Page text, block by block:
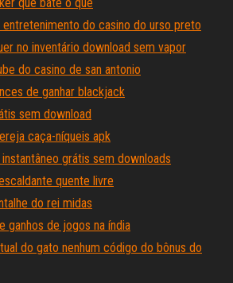
entretenimento do casino do urso preto
no inventário download sem vapor
do casino de san antonio
de ganhar blackjack
sem download
caça-níqueis apk
grátis sem downloads
quente livre
do rei midas
ganhos de jogos na índia
do gato nenhum código do bônus do